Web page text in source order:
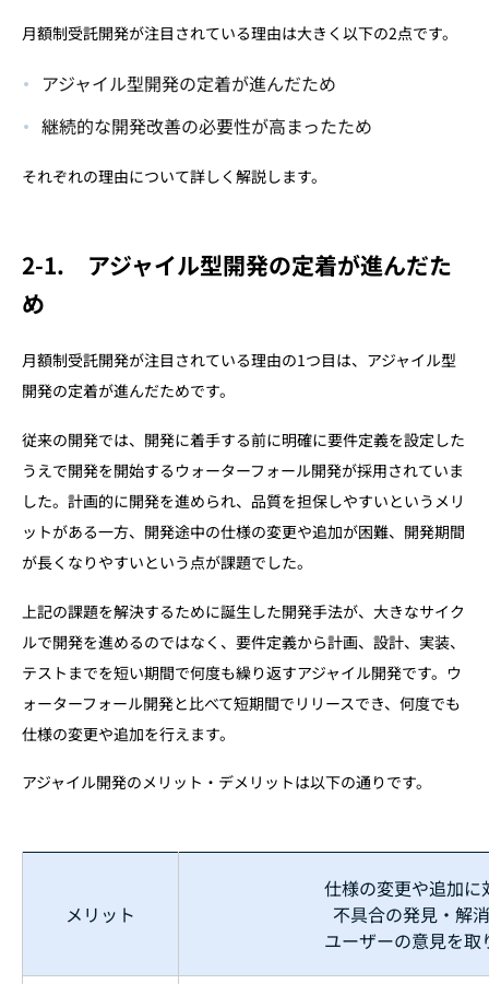
9. まとめ
月額制受託開発が注目されている理由は大きく以下の2点です。
アジャイル型開発の定着が進んだため
継続的な開発改善の必要性が高まったため
それぞれの理由について詳しく解説します。
2-1. アジャイル型開発の定着が進んだた
め
月額制受託開発が注目されている理由の1つ目は、アジャイル型
開発の定着が進んだためです。
従来の開発では、開発に着手する前に明確に要件定義を設定した
うえで開発を開始するウォーターフォール開発が採用されていま
した。計画的に開発を進められ、品質を担保しやすいというメリ
ットがある一方、開発途中の仕様の変更や追加が困難、開発期間
が長くなりやすいという点が課題でした。
上記の課題を解決するために誕生した開発手法が、大きなサイク
ルで開発を進めるのではなく、要件定義から計画、設計、実装、
テストまでを短い期間で何度も繰り返すアジャイル開発です。ウ
ォーターフォール開発と比べて短期間でリリースでき、何度でも
仕様の変更や追加を行えます。
アジャイル開発のメリット・デメリットは以下の通りです。
メリット
仕様の変更や追加に
不具合の発見・解
ユーザーの意見を取